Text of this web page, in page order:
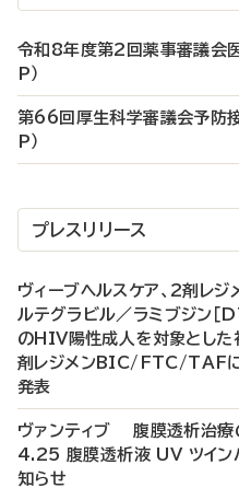
令和8年度第2回薬事審議会
P）
第66回厚生科学審議会予防接
P）
プレスリリース
ヴィーブヘルスケア、2剤レジ
ルテグラビル／ラミブジン［
のHIV陽性成人を対象とした
剤レジメンBIC/FTC/TAFに
発表
ヴァンティブ 腹膜透析治療
4.25 腹膜透析液 UV ツイン
知らせ